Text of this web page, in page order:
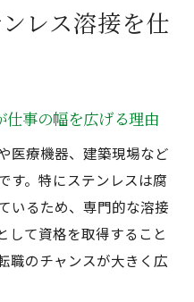
職を目指すメリット
覧が転職活動で役立
安定就職も夢じゃない
で安定した就職を実現
ス溶接の実務経験が
かしたステンレス溶接
レス溶接を仕
仕事の幅を広げる理由
医療機器、建築現場など
す。特にステンレスは腐
いるため、専門的な溶接
して資格を取得すること
職のチャンスが大きく広